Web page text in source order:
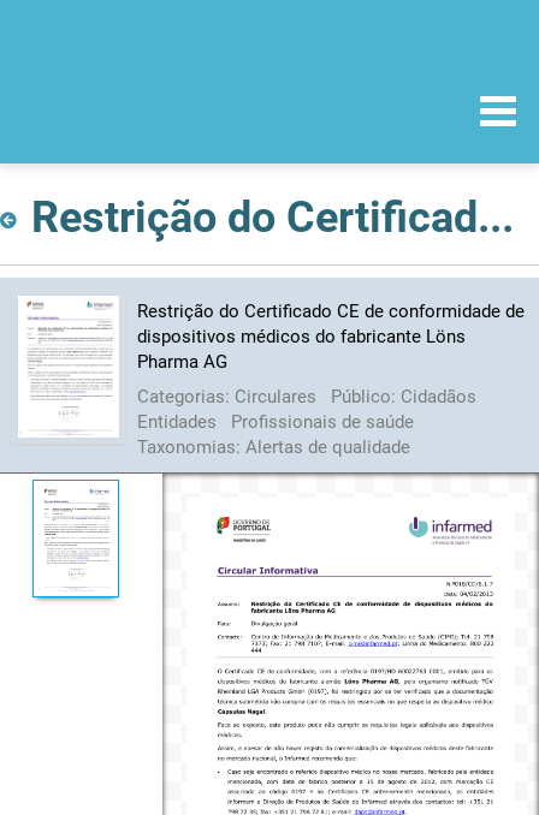
Restrição do Certificado CE de conformidade de dispositivos médicos do fabricante Löns Pharma AG
Restrição do Certificado CE de conformidade de
dispositivos médicos do fabricante Löns
Pharma AG
Categorias: Circulares Público: Cidadãos
Entidades
Profissionais de saúde
Taxonomias: Alertas de qualidade